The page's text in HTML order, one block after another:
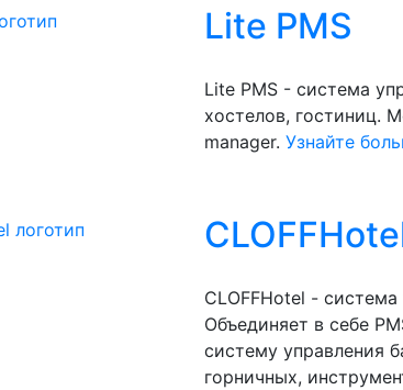
Lite PMS
Lite PMS - система
хостелов, гостиниц.
manager. Узнайте
CLOFFHotel -
Объединяет в себе
систему управления
горничных,